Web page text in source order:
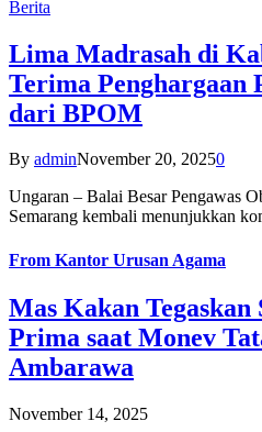
Berita
Lima Madrasah di
Terima Penghargaan
dari BPOM
By adminNovember 20, 20250
Ungaran – Balai Besar Pengawas
Semarang kembali menunjukkan
From Kantor Urusan Agama
Mas Kakan
Prima saat Monev
Ambarawa
November 14, 2025